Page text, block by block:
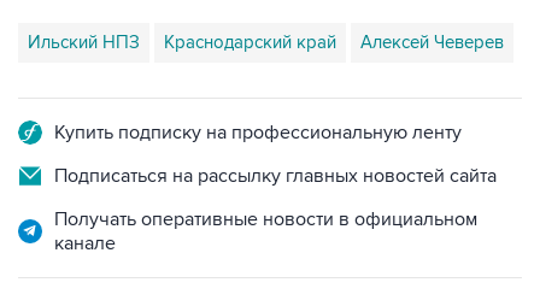
Ильский НПЗ Краснодарский край Алексей Чеверев
Купить подписку на профессиональную ленту
Подписаться на рассылку главных новостей сайта
Получать оперативные новости в официальном
канале